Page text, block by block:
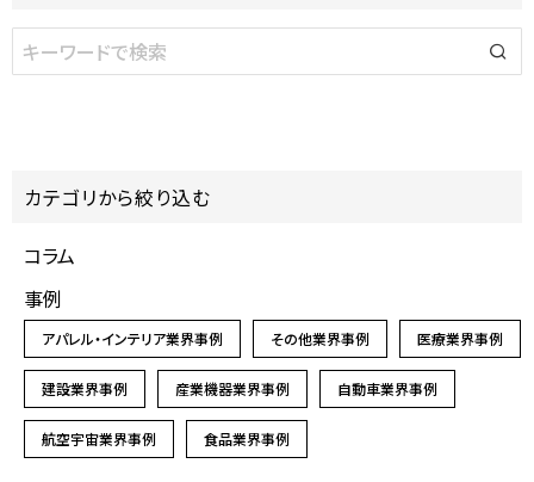
カテゴリから絞り込む
コラム
事例
アパレル・インテリア業界事例 その他業界事例 医療業界事例
建設業界事例 産業機器業界事例 自動車業界事例
航空宇宙業界事例 食品業界事例